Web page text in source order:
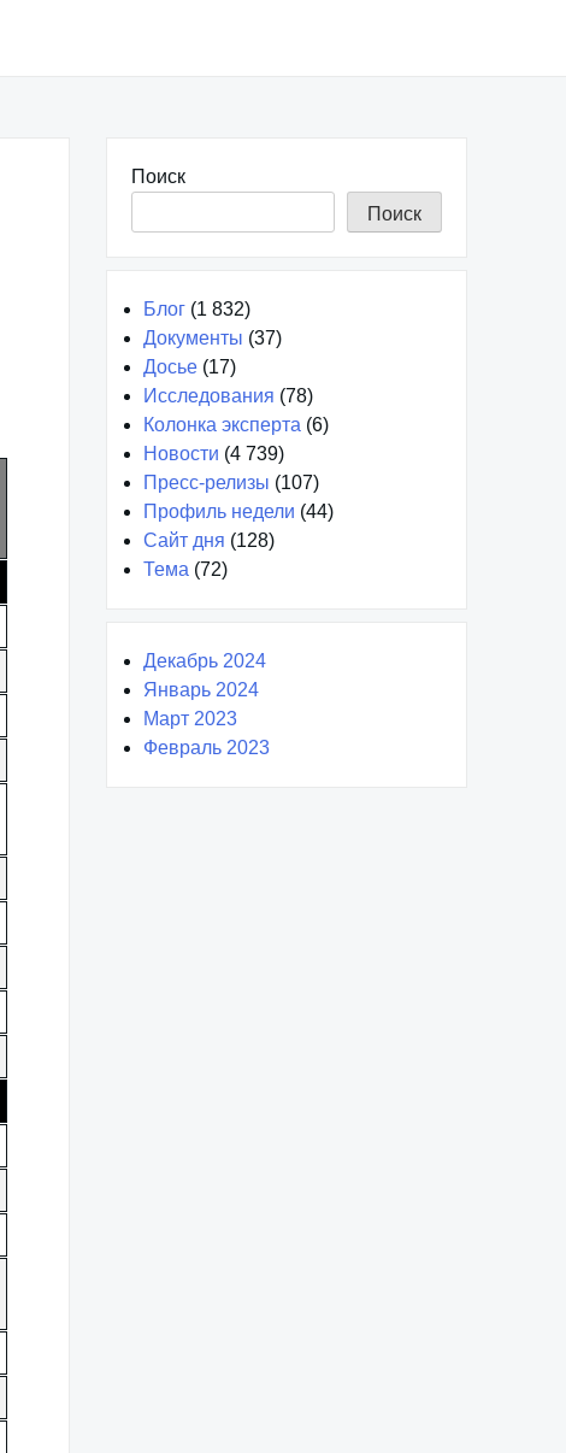
Поиск
Поиск
Блог (1 832)
Документы (37)
Досье (17)
Исследования (78)
Колонка эксперта (6)
Новости (4 739)
Пресс-релизы (107)
Профиль недели (44)
Сайт дня (128)
Тема (72)
Декабрь 2024
Январь 2024
Март 2023
Февраль 2023